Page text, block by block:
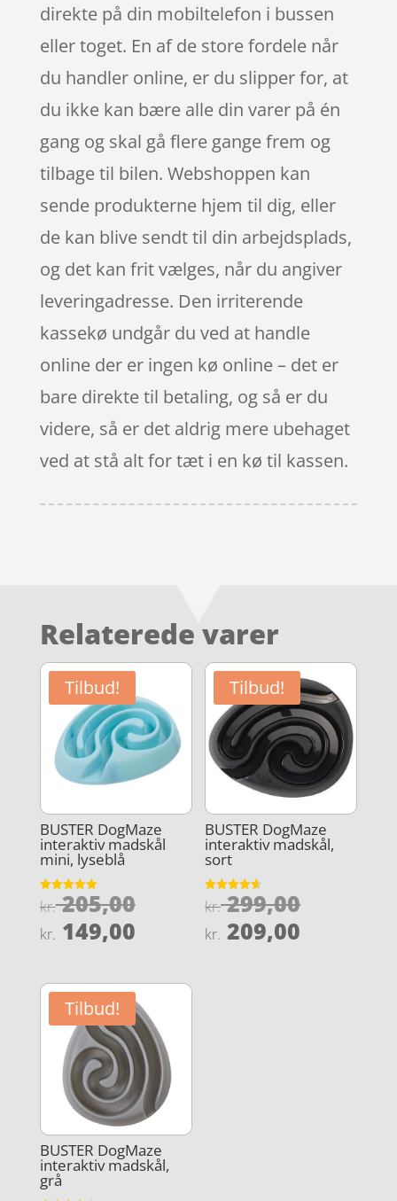
direkte på din mobiltelefon i bussen
eller toget. En af de store fordele når
du handler online, er du slipper for, at
du ikke kan bære alle din varer på én
gang og skal gå flere gange frem og
tilbage til bilen. Webshoppen kan
sende produkterne hjem til dig, eller
de kan blive sendt til din arbejdsplads,
og det kan frit vælges, når du angiver
leveringadresse. Den irriterende
kassekø undgår du ved at handle
online der er ingen kø online – det er
bare direkte til betaling, og så er du
videre, så er det aldrig mere ubehaget
ved at stå alt for tæt i en kø til kassen.
Relaterede varer
Tilbud!
BUSTER DogMaze
interaktiv madskål
mini, lyseblå
Vurderet
5
kr.205,00Den
oprindelige
kr. 205,00.
kr. 149,00Den
pris
er:
kr. 149,00.
Tilbud!
BUSTER DogMaze
interaktiv madskål,
sort
Vurderet
4.6
kr.299,00Den
kr. 209,00
Tilbud!
BUSTER DogMaze
interaktiv madskål,
grå